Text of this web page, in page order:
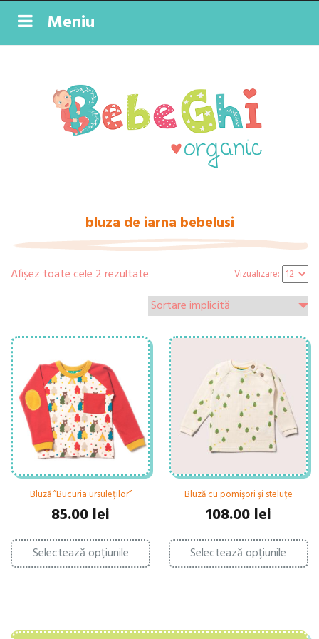
Meniu
bluza de iarna bebelusi
Afișez toate cele 2 rezultate Vizualizare:
Bluză ”Bucuria ursuleților”
85.00 lei
Selectează opțiunile
Acest
produs
are
pot
Bluză cu pomișori și steluțe
108.00 lei
Selectează opțiunile